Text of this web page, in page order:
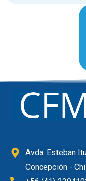
Avda. Esteban
Concepción -